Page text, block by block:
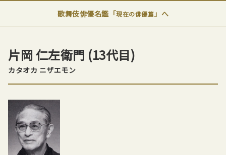
歌舞伎俳優名鑑「現在の俳優篇」へ
片岡 仁左衛門 (13代目)
カタオカ ニザエモン